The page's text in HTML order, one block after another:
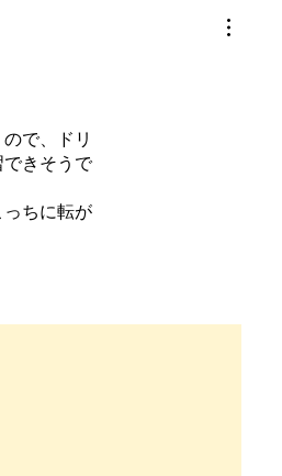
で、ドリ
きそうで
ちに転が